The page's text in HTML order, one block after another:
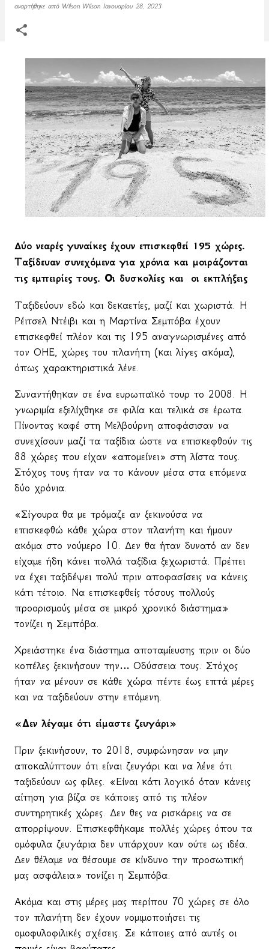
αναρτήθηκε από Wilson Wilson Ιανουαρίου 28, 2023
Δύο νεαρές γυναίκες έχουν επισκεφθεί 195 χώρες.
Ταξίδευαν συνεχόμενα για χρόνια και μοιράζονται
τις εμπειρίες τους. Οι δυσκολίες και
οι εκπλήξεις
Ταξιδεύουν εδώ και δεκαετίες, μαζί και χωριστά. Η
Ρέιτσελ Ντέιβι και η Μαρτίνα Σεμπόβα έχουν
επισκεφθεί πλέον και τις 195 αναγνωρισμένες από
τον ΟΗΕ, χώρες του πλανήτη (και λίγες ακόμα),
όπως χαρακτηριστικά λένε.
Συναντήθηκαν σε ένα ευρωπαϊκό τουρ το 2008. Η
γνωριμία εξελίχθηκε σε φιλία και τελικά σε έρωτα.
Πίνοντας καφέ στη Μελβούρνη αποφάσισαν να
συνεχίσουν μαζί τα ταξίδια ώστε να επισκεφθούν τις
88 χώρες που είχαν «απομείνει» στη λίστα τους.
Στόχος τους ήταν να το κάνουν μέσα στα επόμενα
δύο χρόνια.
«Σίγουρα θα με τρόμαζε αν ξεκινούσα να
επισκεφθώ κάθε χώρα στον πλανήτη και ήμουν
ακόμα στο νούμερο 10. Δεν θα ήταν δυνατό αν δεν
είχαμε ήδη κάνει πολλά ταξίδια ξεχωριστά. Πρέπει
να έχει ταξιδέψει πολύ πριν αποφασίσεις να κάνεις
κάτι τέτοιο. Να επισκεφθείς τόσους πολλούς
προορισμούς μέσα σε μικρό χρονικό διάστημα»
τονίζει η Σεμπόβα.
Χρειάστηκε ένα διάστημα αποταμίευσης πριν οι δύο
κοπέλες ξεκινήσουν την… Οδύσσεια τους. Στόχος
ήταν να μένουν σε κάθε χώρα πέντε έως επτά μέρες
και να ταξιδεύουν στην επόμενη.
«Δεν λέγαμε ότι είμαστε ζευγάρι»
Πριν ξεκινήσουν, το 2018, συμφώνησαν να μην
αποκαλύπτουν ότι είναι ζευγάρι και να λένε ότι
ταξιδεύουν ως φίλες. «Είναι κάτι λογικό όταν κάνεις
αίτηση για βίζα σε κάποιες από τις πλέον
συντηρητικές χώρες. Δεν θες να ρισκάρεις να σε
απορρίψουν. Επισκεφθήκαμε πολλές χώρες όπου τα
ομόφυλα ζευγάρια δεν υπάρχουν καν ούτε ως ιδέα.
Δεν θέλαμε να θέσουμε σε κίνδυνο την προσωπική
μας ασφάλεια» τονίζει η Σεμπόβα.
Ακόμα και στις μέρες μας περίπου 70 χώρες σε όλο
τον πλανήτη δεν έχουν νομιμοποιήσει τις
ομοφυλοφιλικές σχέσεις. Σε κάποιες από αυτές οι